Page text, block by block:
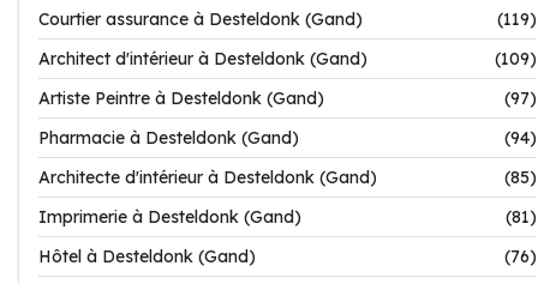
Courtier assurance à Desteldonk (Gand)
(119)
Architect d'intérieur à Desteldonk (Gand)
(109)
Artiste Peintre à Desteldonk (Gand)
(97)
Pharmacie à Desteldonk (Gand)
(94)
Architecte d'intérieur à Desteldonk (Gand)
(85)
Imprimerie à Desteldonk (Gand)
(81)
Hôtel à Desteldonk (Gand)
(76)